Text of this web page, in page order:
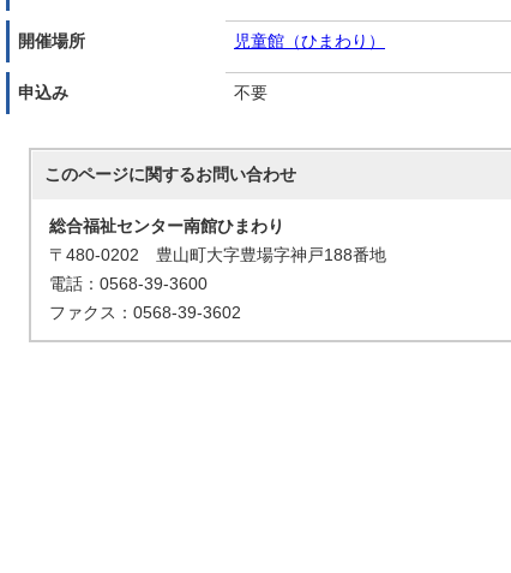
開催場所 児童館（ひまわり）
申込み 不要
このページに関するお問い合わせ
総合福祉センター南館ひまわり
〒480-0202 豊山町大字豊場字神戸188番地
電話：0568-39-3600
ファクス：0568-39-3602